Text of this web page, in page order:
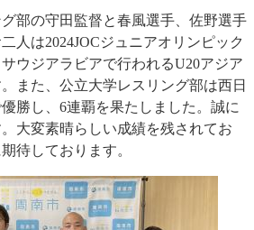
部の守田監督と春風選手、佐野選手
人は2024JOCジュニアオリンピック
ウジアラビアで行われるU20アジア
また、公立大学レスリング部は西日
勝し、6連覇を果たしました。誠に
大変素晴らしい成績を残されてお
待しております。